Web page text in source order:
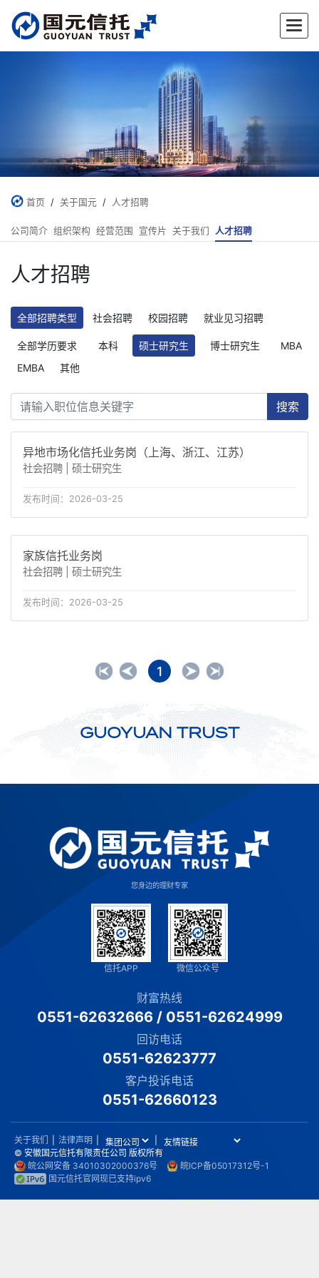
首页 / 关于国元 / 人才招聘
公司简介 组织架构 经营范围 宣传片 关于我们 人才招聘
人才招聘
全部招聘类型 社会招聘 校园招聘 就业见习招聘
全部学历要求 本科 硕士研究生 博士研究生
MBA
EMBA
其他
搜索
异地市场化信托业务岗（上海、浙江、江苏）
社会招聘 | 硕士研究生
发布时间：2026-03-25
家族信托业务岗
社会招聘 | 硕士研究生
发布时间：2026-03-25
1
GUOYUAN TRUST
您身边的理财专家
信托APP 微信公众号
财富热线
0551-62632666/ 0551-62624999
回访电话
0551-62623777
客户投诉电话
0551-62660123
关于我们 法律声明
© 安徽国元信托有限责任公司 版权所有
皖公网安备 34010302000376号
皖ICP备05017312号-1
国元信托官网现已支持ipv6